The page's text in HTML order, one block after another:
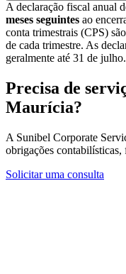
A declaração fiscal anual
meses seguintes ao
conta trimestrais (CPS)
de cada trimestre. As
geralmente até 31 de julho.
Precisa de
Maurícia?
A Sunibel Corporate
obrigações contabilísticas,
Solicitar uma consulta